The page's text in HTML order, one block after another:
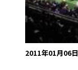
2011年01月06日